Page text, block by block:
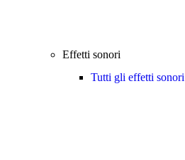
Effetti sonori
Tutti gli effetti sonori